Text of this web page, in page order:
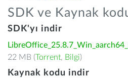
SDK ve Kaynak
SDK'yı indir
22 MB (Torrent, Bilgi)
Kaynak kodu indir